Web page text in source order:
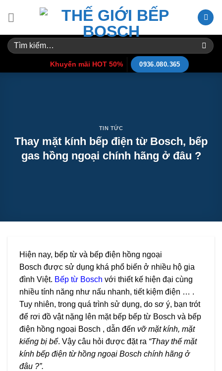
Tìm
kiếm:
Khuyến mãi HOT 50% 0936.080.365
TIN TỨC
Thay mặt kính bếp điện từ Bosch, bếp
gas hồng ngoại chính hãng ở đâu ?
Hiện nay, bếp từ và bếp điện hồng ngoại
Bosch được sử dụng khá phổ biến ở nhiều hộ gia
đình Việt. Bếp từ Bosch với thiết kế hiện đại cùng
nhiều tính năng như nấu nhanh, tiết kiệm điện … .
Tuy nhiên, trong quá trình sử dụng, do sơ ý, bạn trót
để rơi đồ vật nặng lên mặt bếp bếp từ Bosch và bếp
điện hồng ngoại Bosch , dẫn đến vỡ mặt kính, mặt
kiếng bị bể. Vậy câu hỏi được đặt ra “Thay thế mặt
kính bếp điện từ hồng ngoại Bosch chính hãng ở
đâu ?”.